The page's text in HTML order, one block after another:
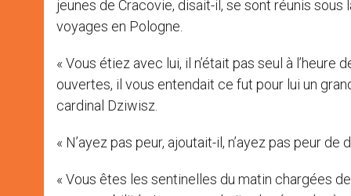
jeunes de Cracovie, disait-il, se sont réunis
voyages en Pologne.
« Vous étiez avec lui, il n’était pas seul à
ouvertes, il vous entendait ce fut pour lui un
cardinal Dziwisz.
« N’ayez pas peur, ajoutait-il, n’ayez pas peur
« Vous êtes les sentinelles du matin chargées